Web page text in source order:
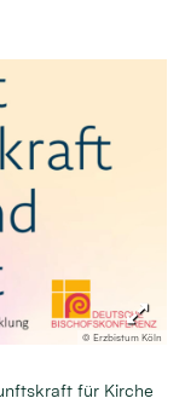
© Erzbistum Köln
für Kirche